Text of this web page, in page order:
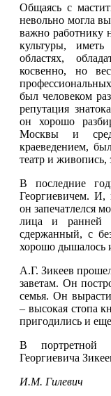
Общаясь с
невольно могла
важно работнику
культуры,
областях,
косвенно, но
был человеком
репутация
он хорошо
Москвы и
краеведением,
театр и живопись,
В последние
Георгиевичем.
он запечатлелся
лица и ранней
сдержанный, с
хорошо дышалось
А.Г. Зикеев
заветам. Он
семья. Он
– высокая стопа
пригодились и
В портретной
Георгиевича
И.М. Гилевич